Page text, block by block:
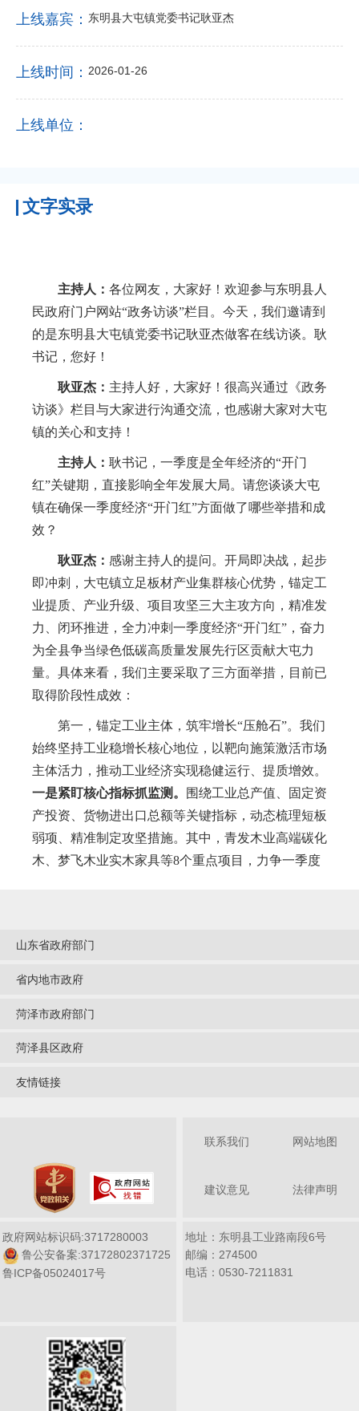
上线嘉宾： 东明县大屯镇党委书记耿亚杰
上线时间： 2026-01-26
上线单位：
文字实录
主持人： 各位网友，大家好！欢迎参与东明县人
民政府门户网站“政务访谈”栏目。今天，我们邀请到
的是东明县大屯镇党委书记耿亚杰做客在线访谈。耿
书记，您好！
耿亚杰： 主持人好，大家好！很高兴通过《政务
访谈》栏目与大家进行沟通交流，也感谢大家对大屯
镇的关心和支持！
主持人： 耿书记，一季度是全年经济的“开门
红”关键期，直接影响全年发展大局。请您谈谈大屯
镇在确保一季度经济“开门红”方面做了哪些举措和成
效？
耿亚杰： 感谢主持人的提问。开局即决战，起步
即冲刺 ， 大屯镇立足板材产业集群核心优势，锚定工
业提质、产业升级、项目攻坚三大主攻方向，精准发
力、闭环推进，全力冲刺一季度经济“开门红”，奋力
为全县争当绿色低碳高质量发展先行区贡献大屯力
量。具体来看，我们主要采取了三方面举措，目前已
取得阶段性成效：
第一，锚定工业主体，筑牢增长“压舱石”。 我们
始终坚持工业稳增长核心地位，以靶向施策激活市场
主体活力，推动工业经济实现稳健运行、提质增效。
一是紧盯核心指标抓监测。
围绕工业总产值、固定资
产投资、货物进出口总额等关键指标，动态梳理短板
弱项、精准制定攻坚措施。其中，青发木业高端碳化
木、梦飞木业实木家具等8个重点项目，力争一季度
家居品牌开展代加工、产品定制合作，借鉴先进企业
的品控标准与运营模式，提升本土产业竞争力。聚焦
认证等国际壁垒，严格执行国内环保新国标，构
建“国际合规+国内达标”双重标准体系；引导企业重
动产业从“代加工贴牌”向“自有品牌创牌”转型。
企业错峰放假、分批次复工，确保2月底前规上工业
企业复工率超98%，为一季度工业增长开好局、起好
第二，推动产业升级，激活发展“新引擎”。
以产业迭代升级为抓手，聚焦高端化、智能化、绿色
季度新实施亿源木业年产
业酒店定制家具、聚辰电缆年产1.5万吨高分子绝缘
材料等6个高端产业项目，投产后预计新增年产值超
15亿元，带动就业700余人次。
山东省政府部门
省内地市政府
菏泽市政府部门
菏泽县区政府
友情链接
联系我们 网站地图
建议意见 法律声明
政府网站标识码:3717280003
鲁公安备案:37172802371725
鲁ICP备05024017号
地址：东明县工业路南段6号
邮编：274500
电话：0530-7211831